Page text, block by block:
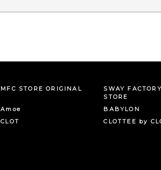
MFC STORE ORIGINAL
SWAY
STORE
Amoe BABYLON
CLOT CLOTTEE by